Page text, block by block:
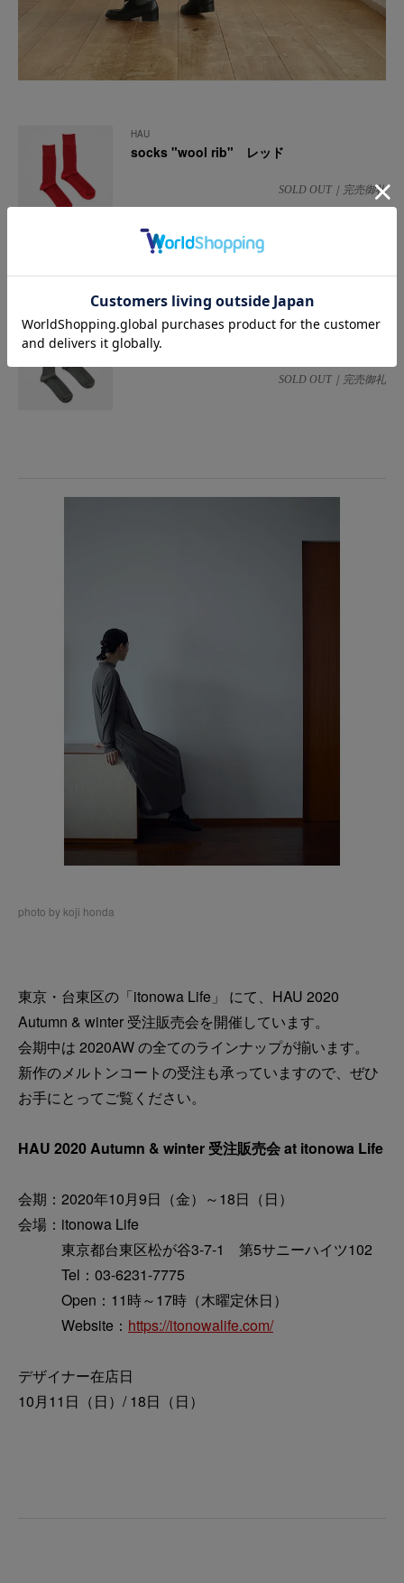
HAU
socks "wool rib" レッド
SOLD OUT｜完売御礼
HAU
socks "wool rib" ベージュ
HAU
socks "wool rib" チャコールグレー
SOLD OUT｜完売御礼
photo by koji honda
東京・台東区の「itonowa Life」 にて、HAU 2020
Autumn & winter 受注販売会を開催しています。
会期中は 2020AW の全てのラインナップが揃います。
新作のメルトンコートの受注も承っていますので、ぜひ
お手にとってご覧ください。
HAU 2020 Autumn & winter 受注販売会 at itonowa Life
会期：2020年10月9日（金）～18日（日）
会場：itonowa Life
東京都台東区松が谷3-7-1 第5サニーハイツ102
Tel：03-6231-7775
Open：11時～17時（木曜定休日）
Website： https://itonowalife.com/
デザイナー在店日
10月11日（日）/ 18日（日）